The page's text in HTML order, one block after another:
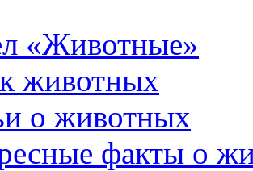
«Животные»
животных
о животных
факты о